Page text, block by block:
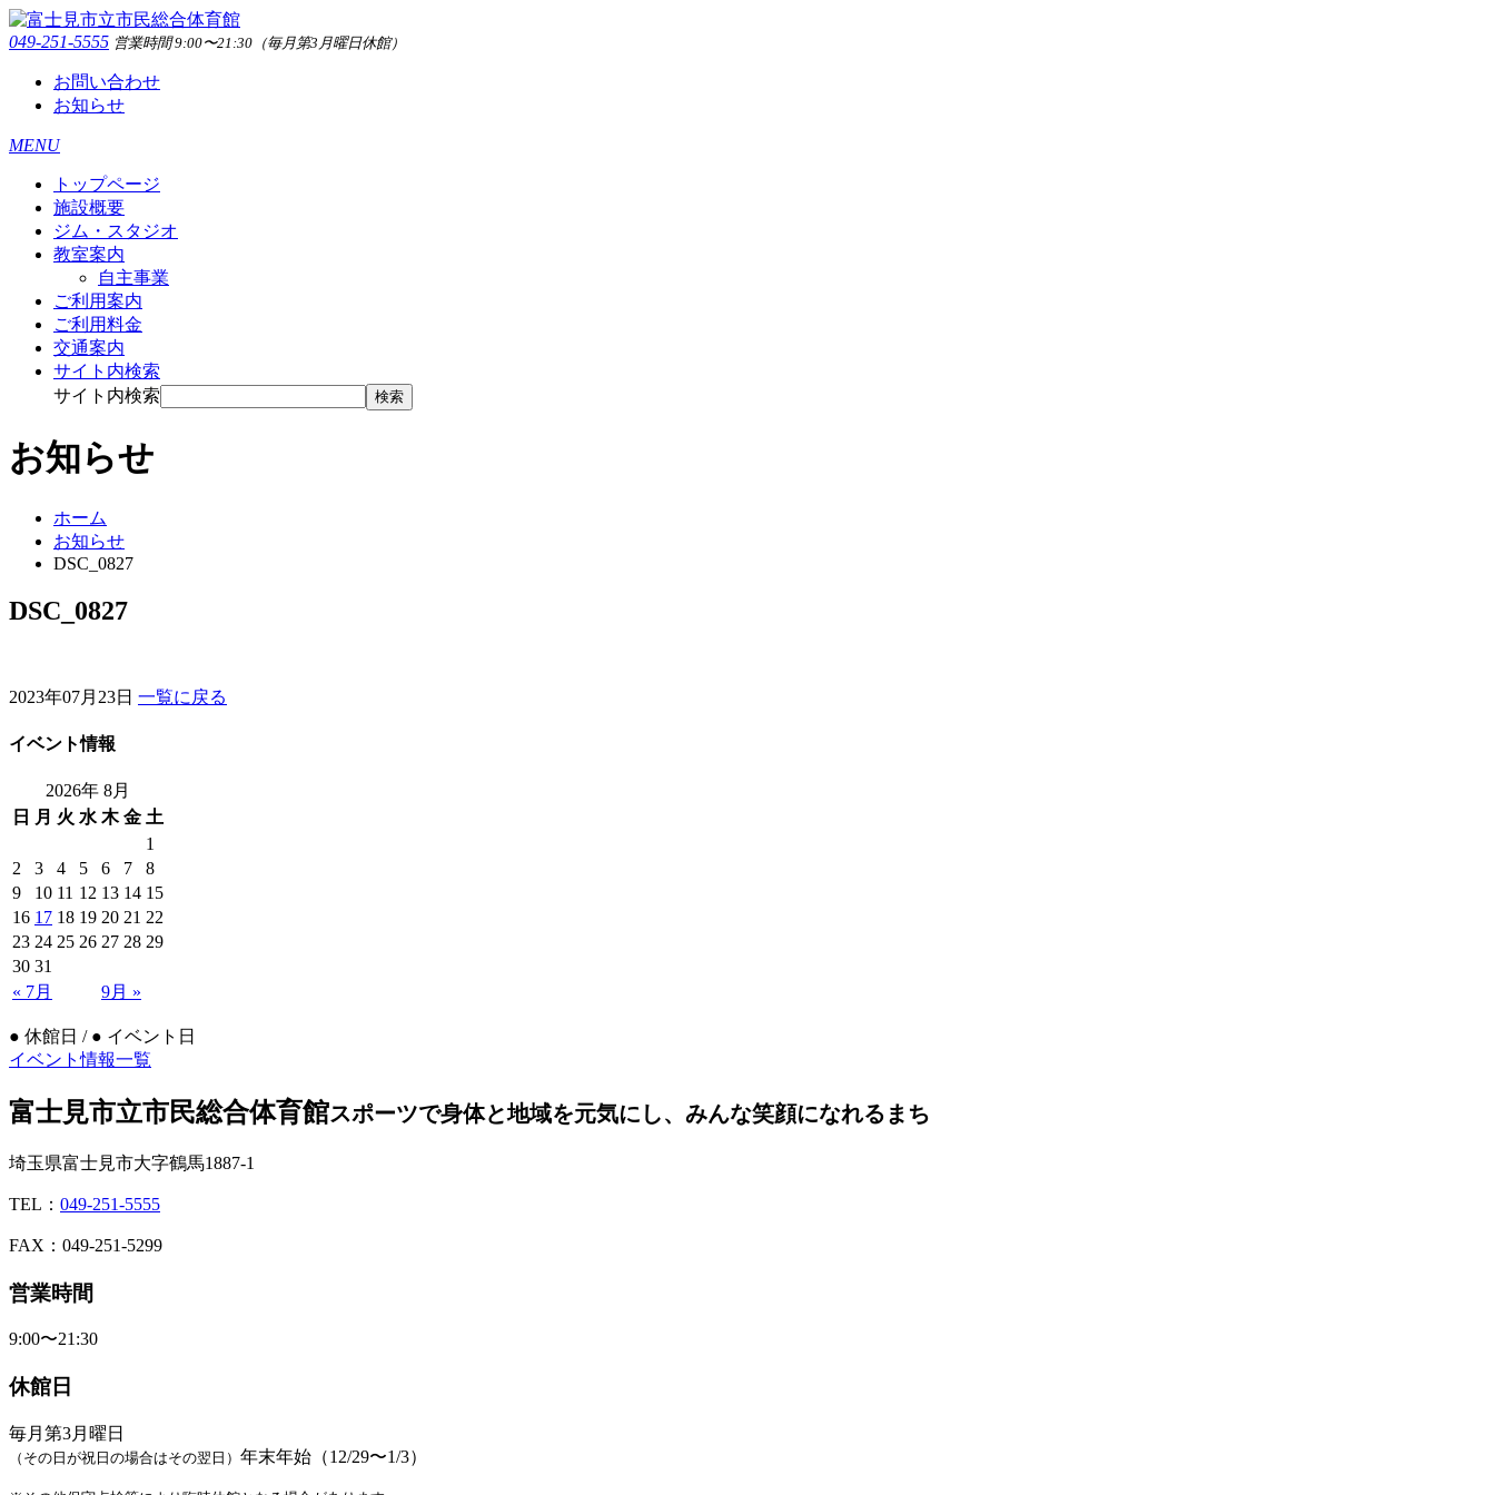
049-251-5555 営業時間 9:00〜21:30（毎月第3月曜日休館）
お問い合わせ
お知らせ
MENU
トップページ
施設概要
ジム・スタジオ
教室案内
自主事業
ご利用案内
ご利用料金
交通案内
サイト内検索
サイト内検索
検索
お知らせ
ホーム
お知らせ
DSC_0827
DSC_0827
2023年07月23日 一覧に戻る
イベント情報
2026年 8月
日
月 火 水 木 金 土
1
2
3 4 5 6 7
8
9
10 11 12 13 14 15
16 17 18 19 20 21 22
23 24 25 26 27 28 29
30 31
« 7月
9月 »
● 休館日 / ● イベント日
イベント情報一覧
富士見市立市民総合体育館スポーツで身体と地域を元気にし、みんな笑顔になれるまち
埼玉県富士見市大字鶴馬1887-1
TEL： 049-251-5555
FAX：049-251-5299
営業時間
9:00〜21:30
休館日
毎月第3月曜日
（その日が祝日の場合はその翌日） 年末年始（12/29〜1/3）